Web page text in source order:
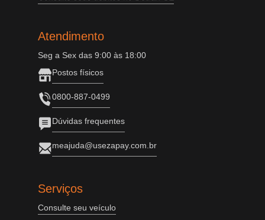
Atendimento
Seg a Sex das 9:00 às 18:00
Postos físicos
0800-887-0499
Dúvidas frequentes
meajuda@usezapay.com.br
Serviços
Consulte seu veículo